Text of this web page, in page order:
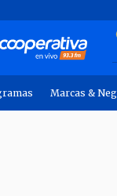
Marcas &